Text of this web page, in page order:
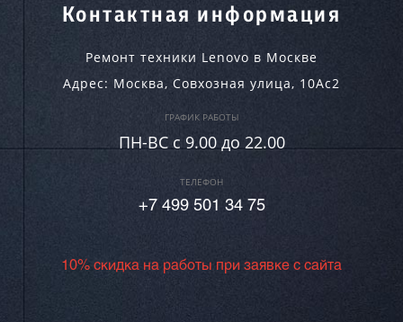
Контактная информация
Ремонт техники Lenovo в Москве
Адрес: Москва, Совхозная улица, 10Ас2
ГРАФИК РАБОТЫ
ПН-ВC c 9.00 до 22.00
ТЕЛЕФОН
+7 499 501 34 75
10% скидка на работы при заявке с сайта